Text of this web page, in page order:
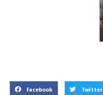
Facebook Twitter